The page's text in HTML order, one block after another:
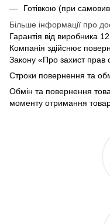
Готівкою (при
Більше інформації про
Гарантія від виробника 12
Компанія здійснює
Закону «Про захист прав
Строки повернення та
Обмін та повернення
моменту отримання